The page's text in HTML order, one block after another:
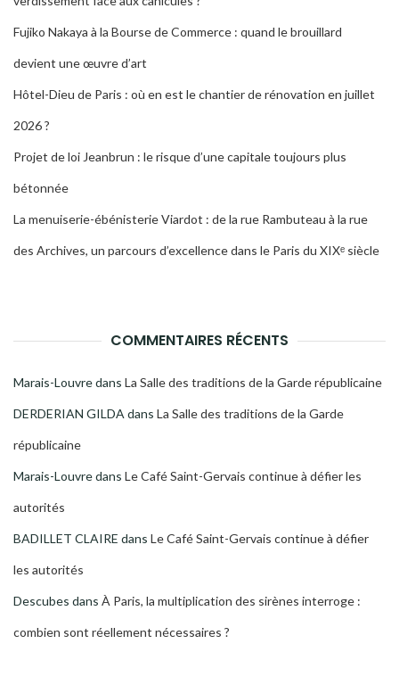
Fujiko Nakaya à la Bourse de Commerce : quand le brouillard
devient une œuvre d’art
Hôtel-Dieu de Paris : où en est le chantier de rénovation en juillet
2026 ?
Projet de loi Jeanbrun : le risque d’une capitale toujours plus
bétonnée
La menuiserie-ébénisterie Viardot : de la rue Rambuteau à la rue
des Archives, un parcours d’excellence dans le Paris du XIXᵉ siècle
COMMENTAIRES RÉCENTS
Marais-Louvredans La Salle des traditions de la Garde républicaine
DERDERIAN GILDA dans La Salle des traditions de la Garde
républicaine
Marais-Louvredans Le Café Saint-Gervais continue à défier les
autorités
BADILLET CLAIRE dans Le Café Saint-Gervais continue à défier
les autorités
Descubes dans À Paris, la multiplication des sirènes interroge :
combien sont réellement nécessaires ?